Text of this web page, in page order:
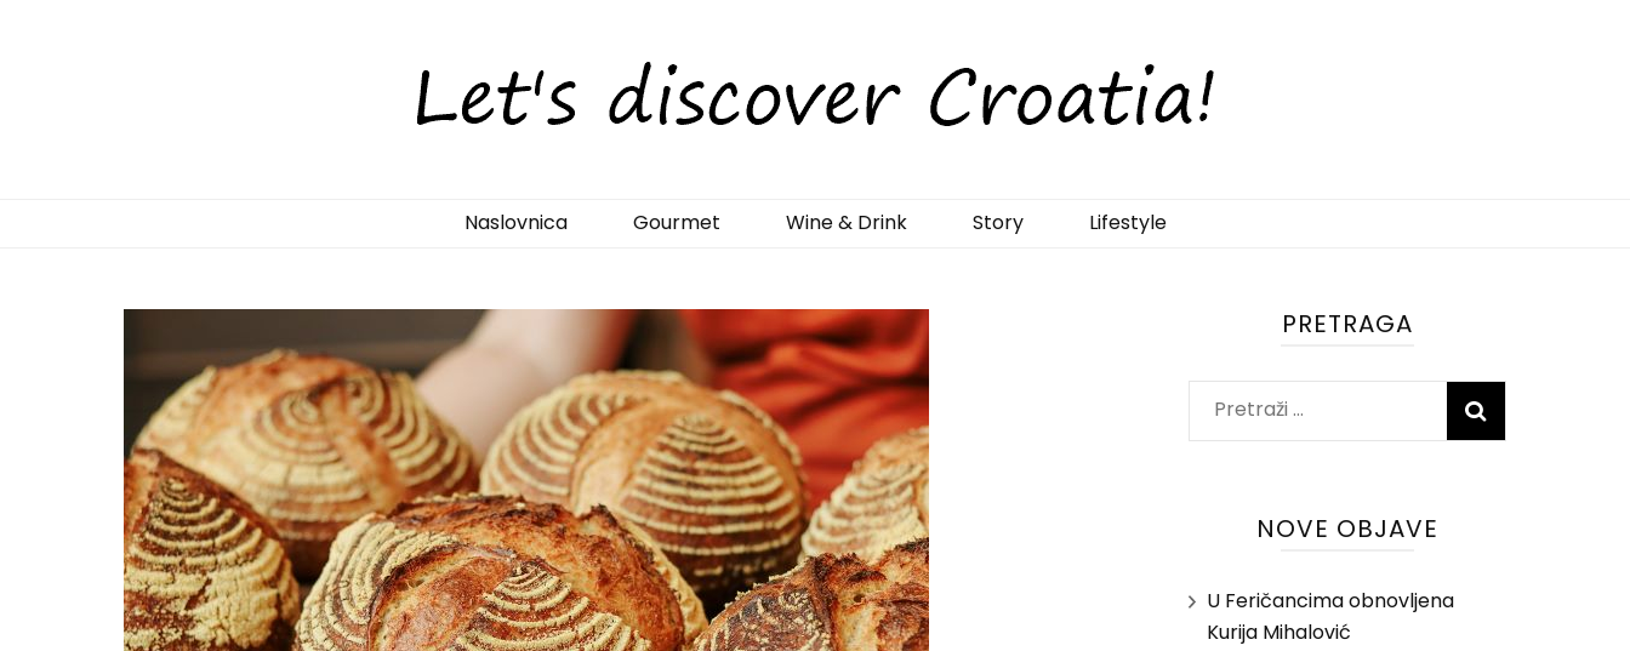
LetsDiscoverCroatia
Naslovnica Gourmet Wine & Drink Story Lifestyle
PRETRAGA
Pretraži:
NOVE OBJAVE
U Feričancima obnovljena
Kurija Mihalović